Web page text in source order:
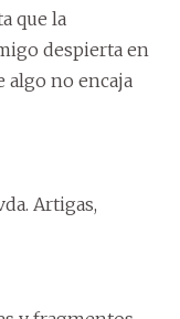
que la
despierta en
algo no encaja
Artigas,